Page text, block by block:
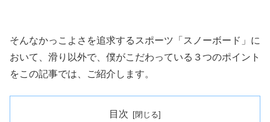
そんなかっこよさを追求するスポーツ「スノーボード」に
おいて、滑り以外で、僕がこだわっている３つのポイント
をこの記事では、ご紹介します。
目次